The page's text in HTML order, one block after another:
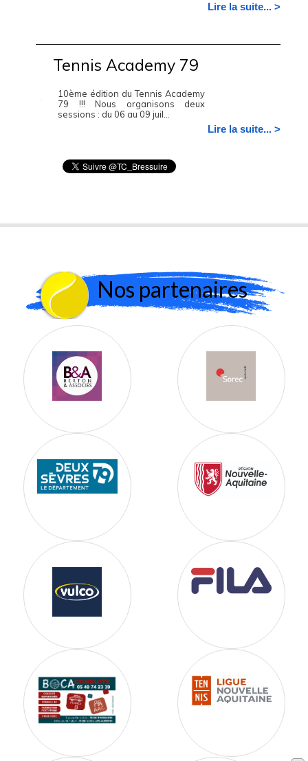
Lire la suite... >
Tennis Academy 79
10ème édition du Tennis Academy
79 !!! Nous organisons deux
sessions : du 06 au 09 juil...
Lire la suite... >
Nos partenaires